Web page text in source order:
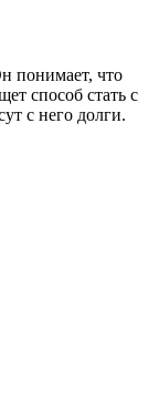
понимает, что
способ стать с
с него долги.